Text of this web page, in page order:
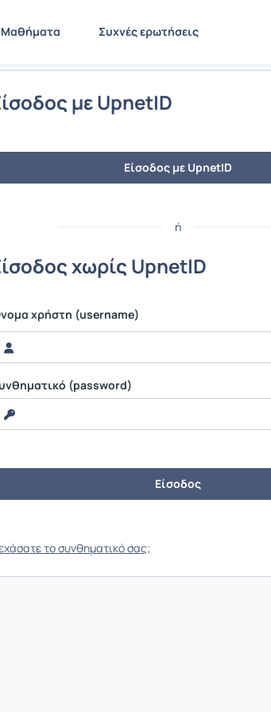
Μαθήματα Συχνές ερωτήσεις
με UpnetID
Είσοδος με UpnetID
ή
χωρίς UpnetID
χρήστη (username)
(password)
το συνθηματικό σας;